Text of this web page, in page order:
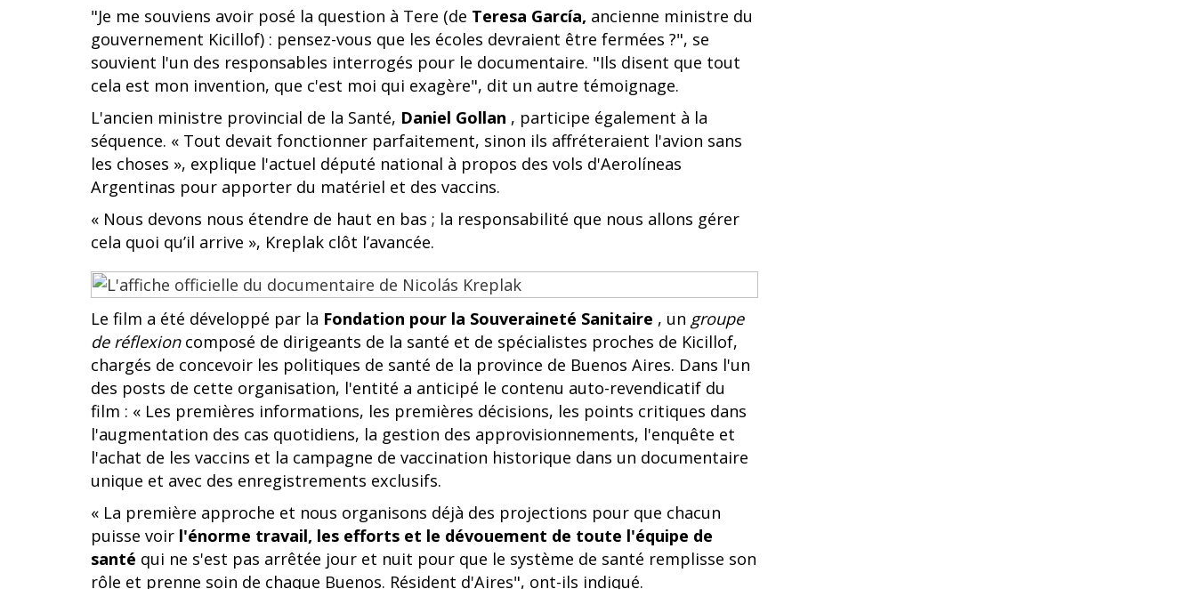
"Je me souviens avoir posé la question à Tere (de Teresa García, ancienne ministre du
gouvernement Kicillof) : pensez-vous que les écoles devraient être fermées ?", se
souvient l'un des responsables interrogés pour le documentaire. "Ils disent que tout
cela est mon invention, que c'est moi qui exagère", dit un autre témoignage.
L'ancien ministre provincial de la Santé, Daniel Gollan , participe également à la
séquence. « Tout devait fonctionner parfaitement, sinon ils affréteraient l'avion sans
les choses », explique l'actuel député national à propos des vols d'Aerolíneas
Argentinas pour apporter du matériel et des vaccins.
« Nous devons nous étendre de haut en bas ; la responsabilité que nous allons gérer
cela quoi qu’il arrive », Kreplak clôt l’avancée.
Le film a été développé par la Fondation pour la Souveraineté Sanitaire , un groupe
de réflexioncomposé de dirigeants de la santé et de spécialistes proches de Kicillof,
chargés de concevoir les politiques de santé de la province de Buenos Aires. Dans l'un
des posts de cette organisation, l'entité a anticipé le contenu auto-revendicatif du
film : « Les premières informations, les premières décisions, les points critiques dans
l'augmentation des cas quotidiens, la gestion des approvisionnements, l'enquête et
l'achat de les vaccins et la campagne de vaccination historique dans un documentaire
unique et avec des enregistrements exclusifs.
« La première approche et nous organisons déjà des projections pour que chacun
puisse voir l'énorme travail, les efforts et le dévouement de toute l'équipe de
santé qui ne s'est pas arrêtée jour et nuit pour que le système de santé remplisse son
rôle et prenne soin de chaque Buenos. Résident d'Aires", ont-ils indiqué.